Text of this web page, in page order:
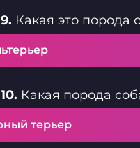
Какая это порода
Какая порода
терьер